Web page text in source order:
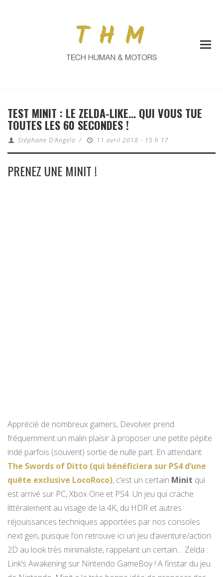
TEST MINIT : LE ZELDA-LIKE… QUI VOUS TUE
TOUTES LES 60 SECONDES !
Stéphane D'Angelo / 11 avril 2018 - 15 h 17
PRENEZ UNE MINIT !
Apprécié de nombreux gamers, Devolver prend
fréquemment un malin plaisir à proposer une petite pépite
indé parfois (souvent) sortie de nulle part. En attendant
The Swords of Ditto (qui bénéficiera sur PS4 d’une
quête exclusive LocoRoco), c’est un certain Minit qui
est arrivé sur PC, Xbox One et PS4. Un jeu qui crache
littéralement au visage de la 4K, du HDR et autres
réjouissances techniques apportées par nos consoles
next gen, puisque l’on retrouve ici un jeu d’aventure/action
2D au look très minimaliste, rappelant un certain… Zelda :
Link’s Awakening sur Nintendo GameBoy ! A l’instar du jeu